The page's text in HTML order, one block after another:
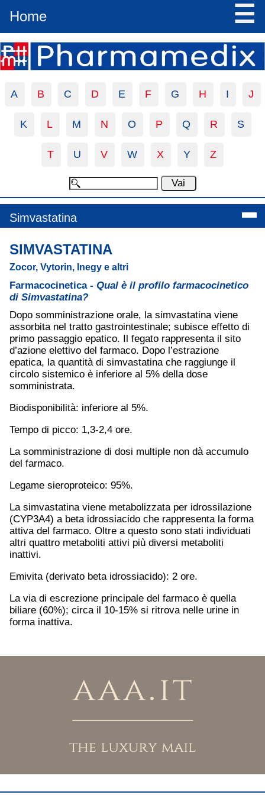
Home ☰
A B C D E F G H I J
K L M N O P Q R S
T U V W X Y Z
Simvastatina
SIMVASTATINA
Zocor, Vytorin, Inegy e altri
Farmacocinetica - Qual è il profilo farmacocinetico
di Simvastatina?
Dopo somministrazione orale, la simvastatina viene
assorbita nel tratto gastrointestinale; subisce effetto di
primo passaggio epatico. Il fegato rappresenta il sito
d’azione elettivo del farmaco. Dopo l’estrazione
epatica, la quantità di simvastatina che raggiunge il
circolo sistemico è inferiore al 5% della dose
somministrata.
Biodisponibilità: inferiore al 5%.
Tempo di picco: 1,3-2,4 ore.
La somministrazione di dosi multiple non dà accumulo
del farmaco.
Legame sieroproteico: 95%.
La simvastatina viene metabolizzata per idrossilazione
(CYP3A4) a beta idrossiacido che rappresenta la forma
attiva del farmaco. Oltre a questo sono stati individuati
altri quattro metaboliti attivi più diversi metaboliti
inattivi.
Emivita (derivato beta idrossiacido): 2 ore.
La via di escrezione principale del farmaco è quella
biliare (60%); circa il 10-15% si ritrova nelle urine in
forma inattiva.